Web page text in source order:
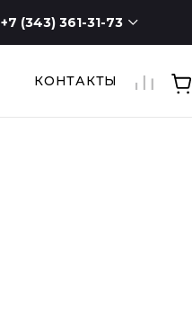
+7 (343) 361-31-73
+7 (343) 361-31-73
КОНТАКТЫ